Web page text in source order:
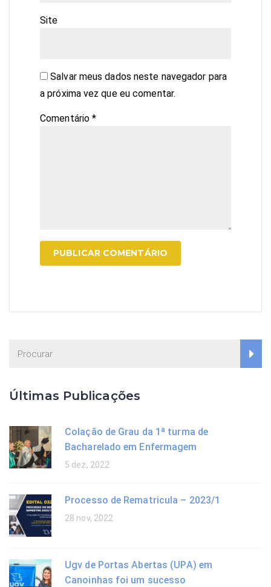
Site
Salvar meus dados neste navegador para
a próxima vez que eu comentar.
Comentário*
Últimas Publicações
Colação de Grau da 1ª turma de
Bacharelado em Enfermagem
5 dez, 2022
Processo de Rematricula – 2023/1
28 nov, 2022
Ugv de Portas Abertas (UPA) em
Canoinhas foi um sucesso